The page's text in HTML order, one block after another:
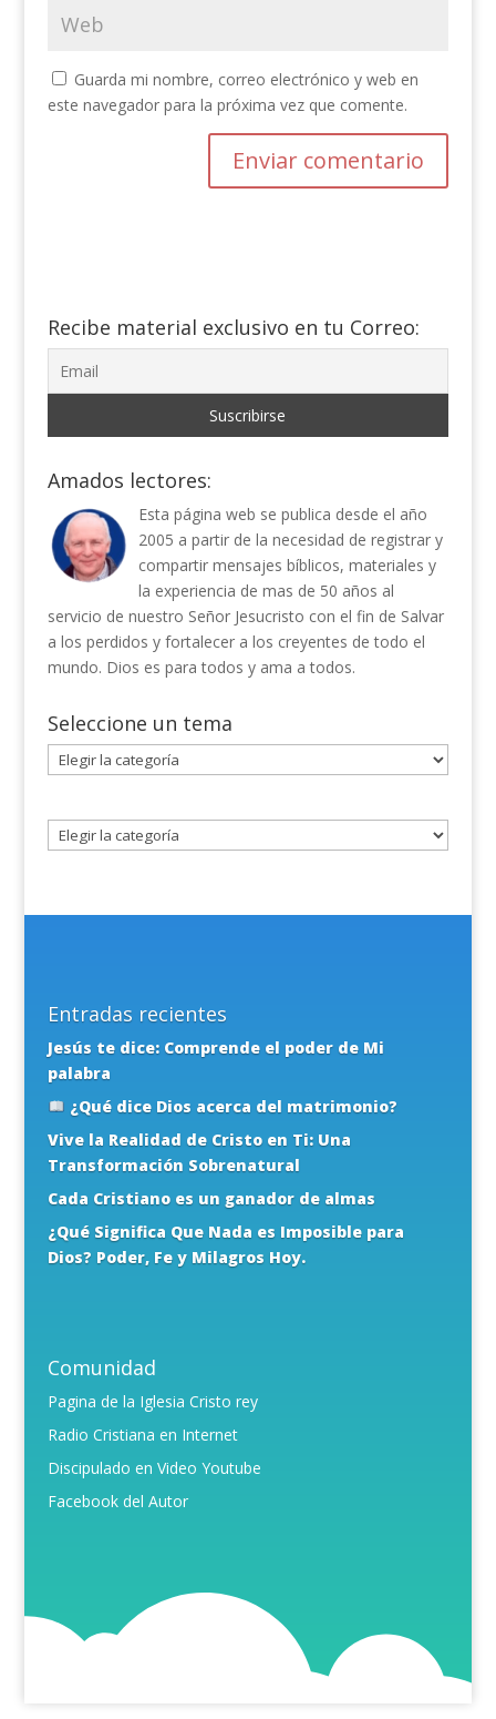
Guarda mi nombre, correo electrónico y web en
este navegador para la próxima vez que comente.
Recibe material exclusivo en tu Correo:
Amados lectores:
Esta página web se publica desde el año
2005 a partir de la necesidad de registrar y
compartir mensajes bíblicos, materiales y
la experiencia de mas de 50 años al
servicio de nuestro Señor Jesucristo con el fin de Salvar
a los perdidos y fortalecer a los creyentes de todo el
mundo. Dios es para todos y ama a todos.
Seleccione un tema
Seleccione
un
Entradas recientes
Jesús te dice: Comprende el poder de Mi
palabra
¿Qué dice Dios acerca del matrimonio?
Vive la Realidad de Cristo en Ti: Una
Transformación Sobrenatural
Cada Cristiano es un ganador de almas
¿Qué Significa Que Nada es Imposible para
Dios? Poder, Fe y Milagros Hoy.
Comunidad
Pagina de la Iglesia Cristo rey
Radio Cristiana en Internet
Discipulado en Video Youtube
Facebook del Autor